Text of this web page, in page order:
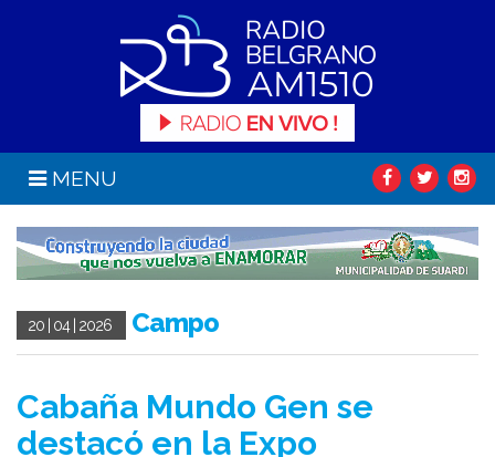
MENU
20 | 04 | 2026 Campo
Cabaña Mundo Gen se
destacó en la Expo